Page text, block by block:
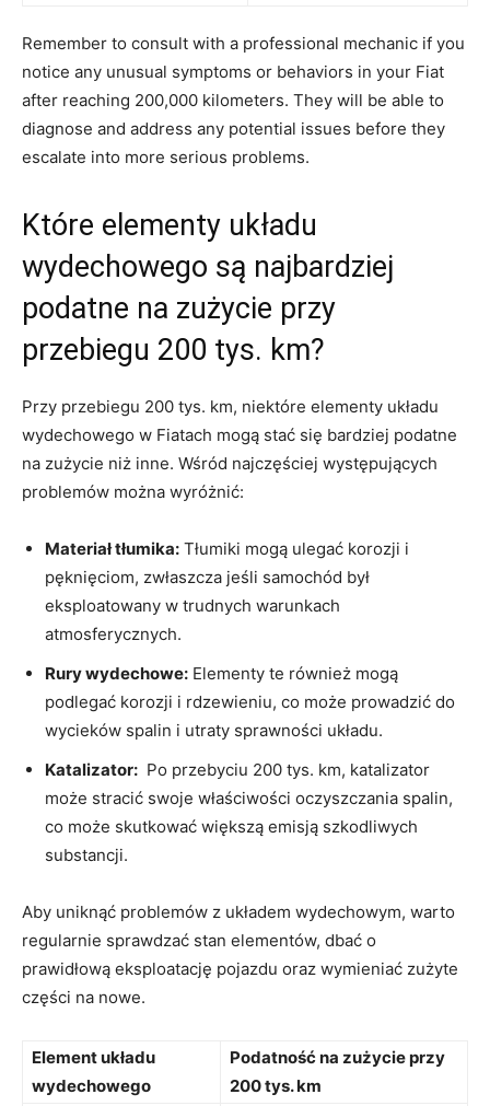
Remember to​ consult with a professional mechanic‍ if you
notice any ⁣unusual symptoms‌ or behaviors‍ in ⁤your ‍Fiat
after reaching 200,000 kilometers.⁣ They will be able​ to
diagnose and address any potential issues before they
escalate into ‌more serious problems.
Które elementy układu
wydechowego są ⁤najbardziej
podatne na ‌zużycie przy
przebiegu 200⁤ tys. km?
Przy ⁤przebiegu 200⁤ tys. km, niektóre elementy​ układu
wydechowego ⁢w Fiatach mogą stać ⁢się bardziej⁢ podatne
na zużycie niż inne. Wśród najczęściej występujących⁣
problemów można wyróżnić:
Materiał tłumika: ‍Tłumiki mogą‍ ulegać korozji ⁤i⁤
pęknięciom, zwłaszcza jeśli samochód był
eksploatowany w trudnych warunkach
atmosferycznych.
Rury wydechowe: ⁤Elementy te również mogą
podlegać korozji i rdzewieniu, co​ może⁤ prowadzić⁢ do
wycieków spalin i utraty sprawności układu.
Katalizator: ​ Po przebyciu‌ 200 tys. km, katalizator
może stracić swoje właściwości oczyszczania spalin,⁣
co⁣ może skutkować większą​ emisją szkodliwych‍
substancji.
Aby ‍uniknąć‍ problemów ‍z ‍układem ‍wydechowym, warto
regularnie sprawdzać stan elementów, dbać o ​
prawidłową ⁣eksploatację pojazdu oraz⁤ wymieniać zużyte
⁣części na ‌nowe.
Element ​układu
wydechowego
Podatność​ na zużycie przy
200 ​tys. km